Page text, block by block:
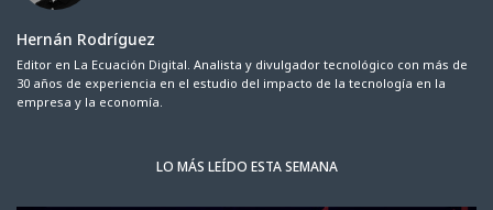
Hernán Rodríguez
Editor en La Ecuación Digital. Analista y divulgador tecnológico con más de
30 años de experiencia en el estudio del impacto de la tecnología en la
empresa y la economía.
LO MÁS LEÍDO ESTA SEMANA